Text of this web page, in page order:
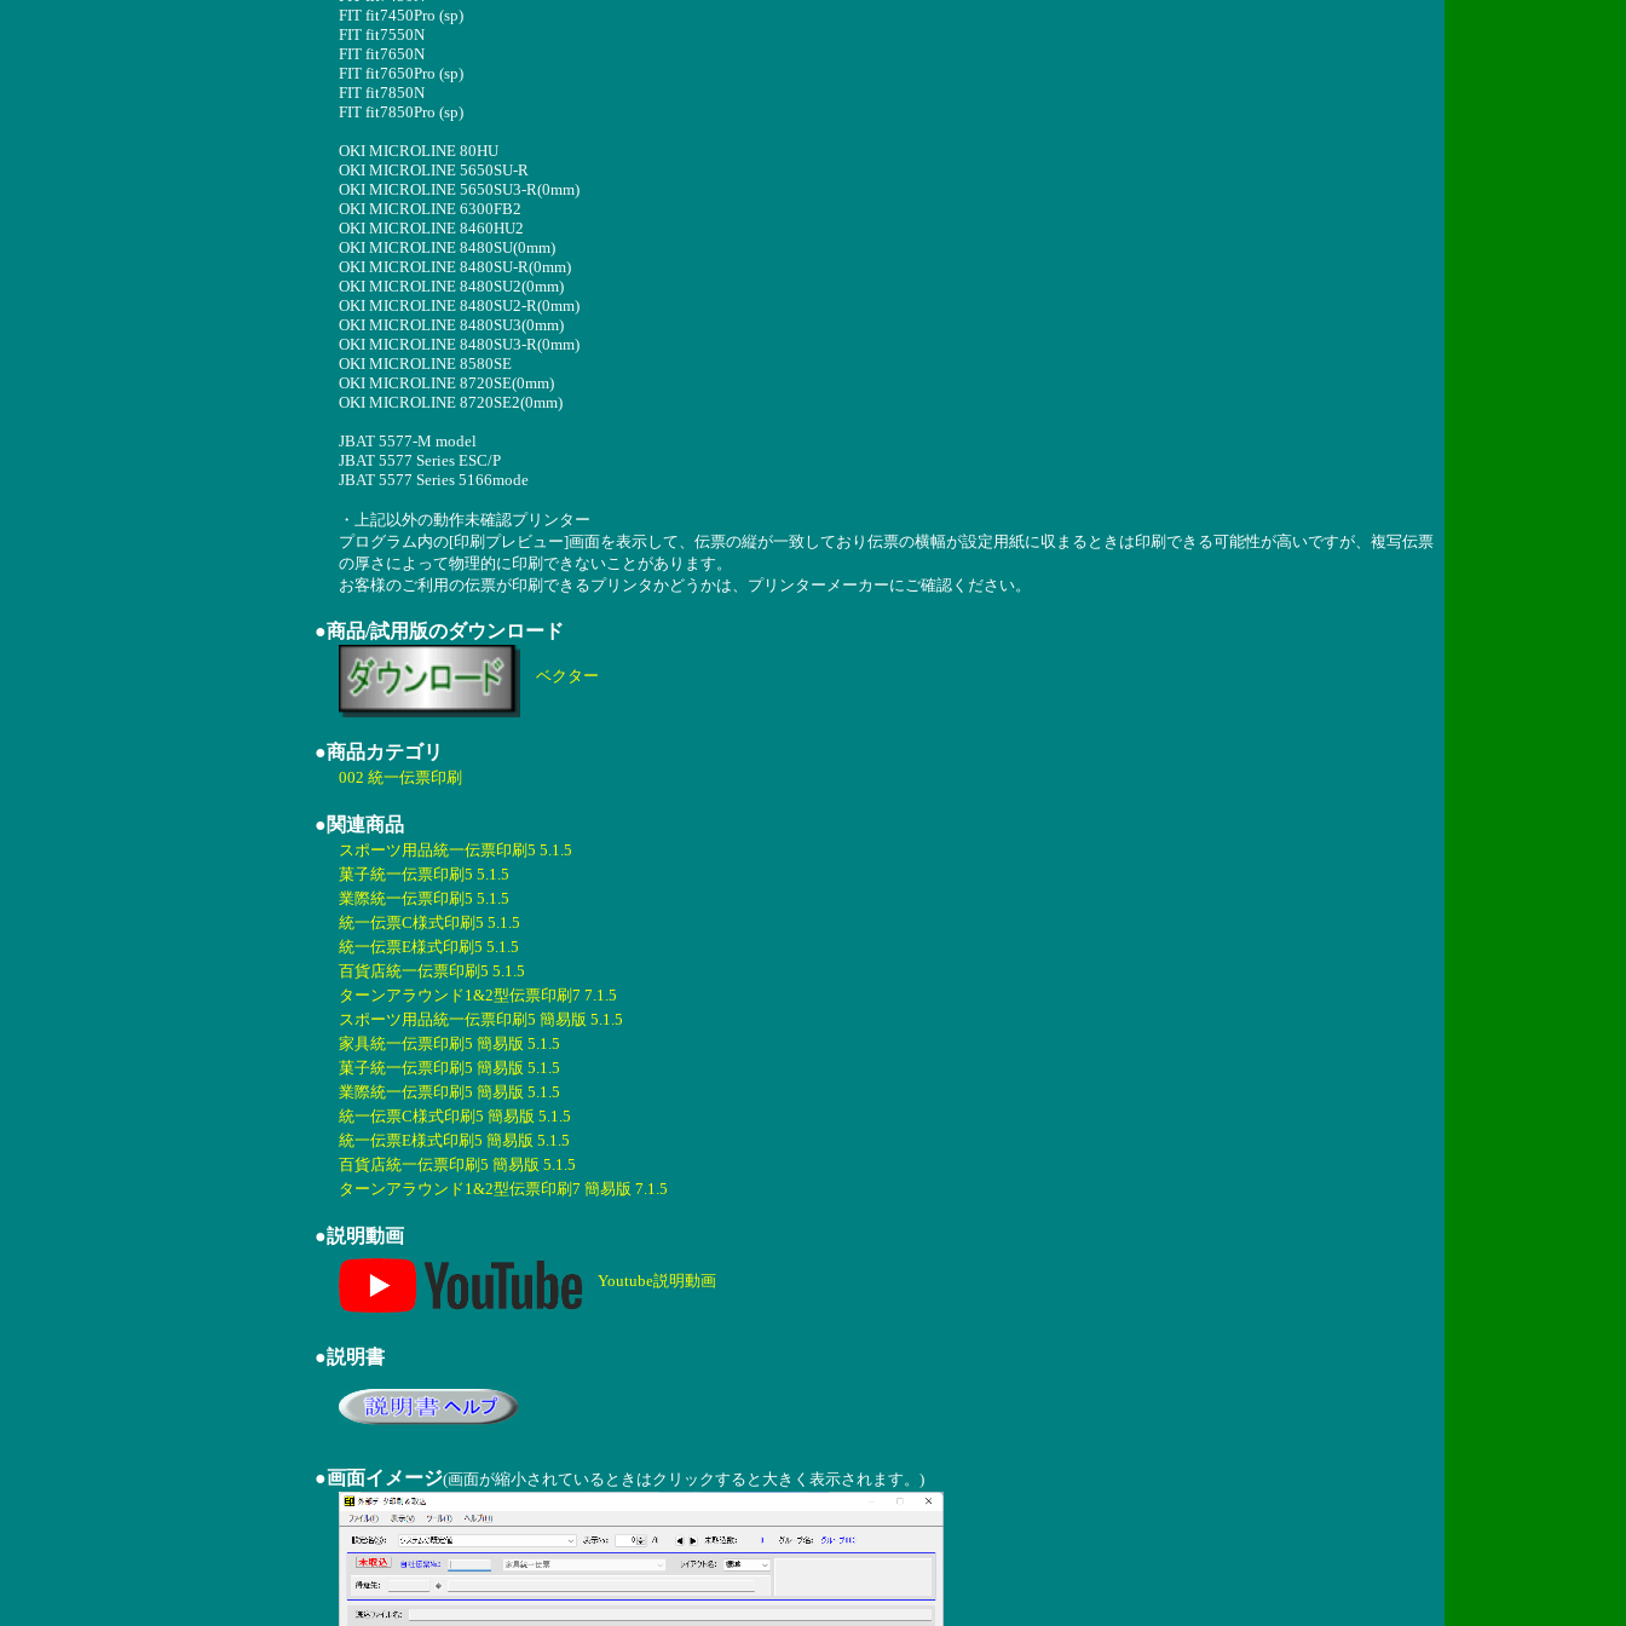
FIT fit7450Pro (sp)
FIT fit7550N
FIT fit7650N
FIT fit7650Pro (sp)
FIT fit7850N
FIT fit7850Pro (sp)
OKI MICROLINE 80HU
OKI MICROLINE 5650SU-R
OKI MICROLINE 5650SU3-R(0mm)
OKI MICROLINE 6300FB2
OKI MICROLINE 8460HU2
OKI MICROLINE 8480SU(0mm)
OKI MICROLINE 8480SU-R(0mm)
OKI MICROLINE 8480SU2(0mm)
OKI MICROLINE 8480SU2-R(0mm)
OKI MICROLINE 8480SU3(0mm)
OKI MICROLINE 8480SU3-R(0mm)
OKI MICROLINE 8580SE
OKI MICROLINE 8720SE(0mm)
OKI MICROLINE 8720SE2(0mm)
JBAT 5577-M model
JBAT 5577 Series ESC/P
JBAT 5577 Series 5166mode
・上記以外の動作未確認プリンター
プログラム内の[印刷プレビュー]画面を表示して、伝票の縦が一致しており伝票の横幅が設定用紙に収まるときは印刷できる可能性が高いですが、複写伝票
の厚さによって物理的に印刷できないことがあります。
お客様のご利用の伝票が印刷できるプリンタかどうかは、プリンターメーカーにご確認ください。
●商品/試用版のダウンロード
ベクター
●商品カテゴリ
002 統一伝票印刷
●関連商品
スポーツ用品統一伝票印刷5 5.1.5
菓子統一伝票印刷5 5.1.5
業際統一伝票印刷5 5.1.5
統一伝票C様式印刷5 5.1.5
統一伝票E様式印刷5 5.1.5
百貨店統一伝票印刷5 5.1.5
ターンアラウンド1&2型伝票印刷7 7.1.5
スポーツ用品統一伝票印刷5 簡易版 5.1.5
家具統一伝票印刷5 簡易版 5.1.5
菓子統一伝票印刷5 簡易版 5.1.5
業際統一伝票印刷5 簡易版 5.1.5
統一伝票C様式印刷5 簡易版 5.1.5
統一伝票E様式印刷5 簡易版 5.1.5
百貨店統一伝票印刷5 簡易版 5.1.5
ターンアラウンド1&2型伝票印刷7 簡易版 7.1.5
●説明動画
Youtube説明動画
●説明書
●画面イメージ(画面が縮小されているときはクリックすると大きく表示されます。)